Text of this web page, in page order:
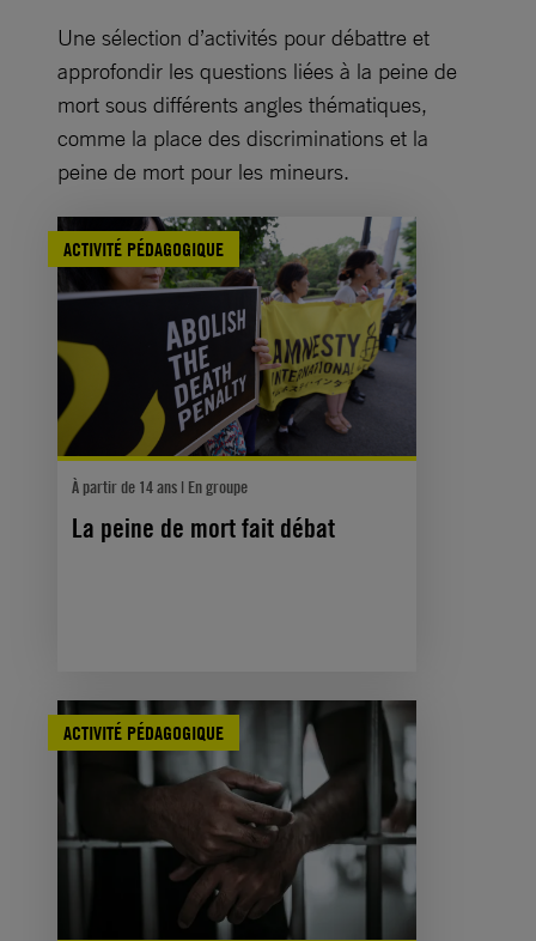
Une sélection d’activités pour débattre et
approfondir les questions liées à la peine de
mort sous différents angles thématiques,
comme la place des discriminations et la
peine de mort pour les mineurs.
ACTIVITÉ PÉDAGOGIQUE
À partir de 14 ans | En groupe
La peine de mort fait débat
ACTIVITÉ PÉDAGOGIQUE